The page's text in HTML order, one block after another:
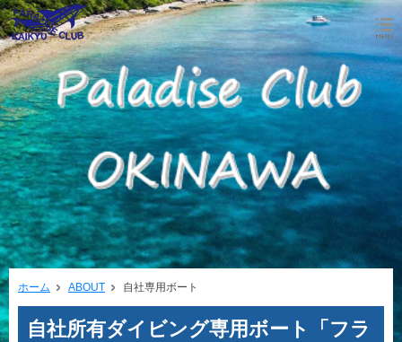
ホーム ABOUT 自社専用ボート
自社所有ダイビング専用ボート「フラ